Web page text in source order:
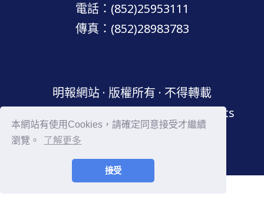
本網站有使用Cookies，請確定同意接受才繼續
瀏覽。
了解更多
接受
電話：(852)25953111
傳真：(852)28983783
明報網站 · 版權所有 · 不得轉載
Copyright © Mingpao.com All rights
reserved.